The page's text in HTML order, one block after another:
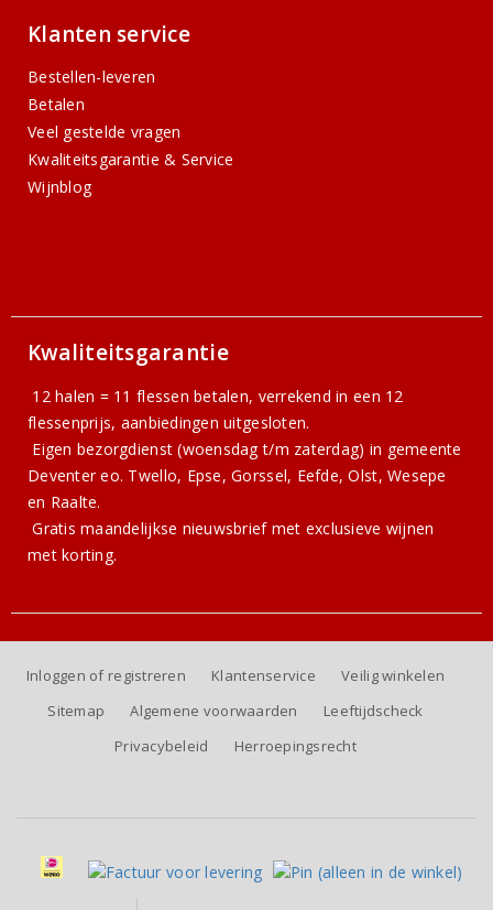
Klanten service
Bestellen-leveren
Betalen
Veel gestelde vragen
Kwaliteitsgarantie & Service
Wijnblog
Kwaliteitsgarantie
12 halen = 11 flessen betalen, verrekend in een 12
flessenprijs, aanbiedingen uitgesloten.
Eigen bezorgdienst (woensdag t/m zaterdag) in gemeente
Deventer eo. Twello, Epse, Gorssel, Eefde, Olst, Wesepe
en Raalte.
Gratismaandelijkse nieuwsbriefmet exclusieve wijnen
met korting.
Inloggen of registreren Klantenservice
Veilig winkelen
Sitemap
Algemene voorwaarden
Leeftijdscheck
Privacybeleid
Herroepingsrecht